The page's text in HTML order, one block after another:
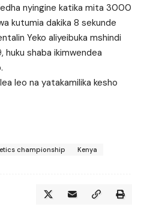
nyingine katika mita 3000
kutumia dakika 8 sekunde
Yeko aliyeibuka mshindi
huku shaba ikimwendea
leo na yatakamilika kesho
championship Kenya